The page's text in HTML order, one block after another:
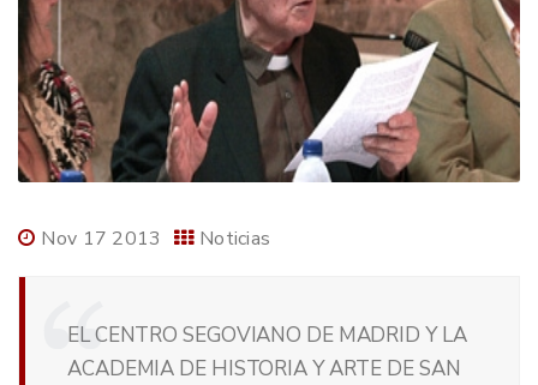
Nov 17 2013 Noticias
EL CENTRO SEGOVIANO DE MADRID Y LA
ACADEMIA DE HISTORIA Y ARTE DE SAN